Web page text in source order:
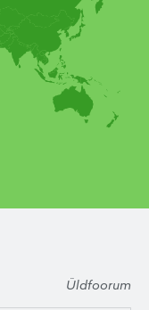
Üldfoorum